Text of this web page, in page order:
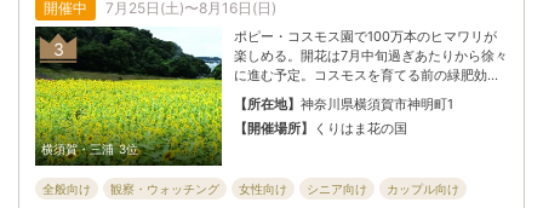
開催中 7月25日(土)〜8月16日(日)
3
横須賀・三浦 3位
ポピー・コスモス園で100万本のヒマワリが
楽しめる。開花は7月中旬過ぎあたりから徐々
に進む予定。コスモスを育てる前の緑肥効果
も兼ねて育てている。ヒマワリの品種はパイ
オニア｡好評のハーブソフトクリーム450円も
楽しめる。
【所在地】 神奈川県横須賀市神明町1
【開催場所】
くりはま花の国
全般向け 観察・ウォッチング 女性向け シニア向け
カップル向け